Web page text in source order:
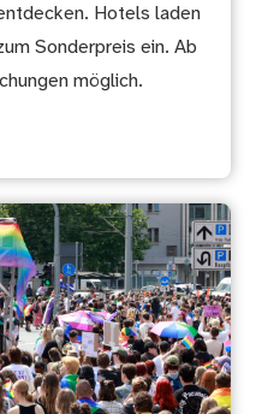
Hotels laden
Sonderpreis ein. Ab
möglich.